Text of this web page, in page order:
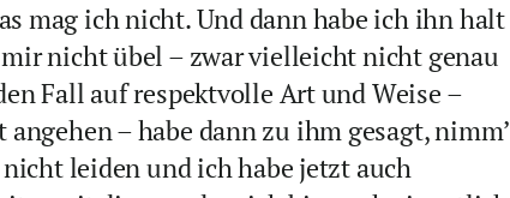
mag ich nicht. Und dann habe ich ihn halt
nicht übel – zwar vielleicht nicht genau
Fall auf respektvolle Art und Weise –
– habe dann zu ihm gesagt, nimm’
leiden und ich habe jetzt auch